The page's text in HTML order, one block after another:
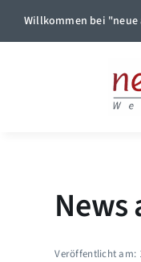
Skip
to
Willkommen bei "neue
Veröffentlicht am: